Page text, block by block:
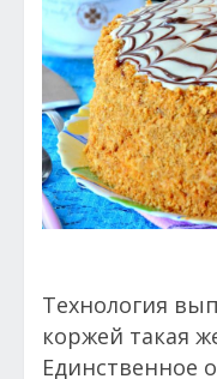
Технология
коржей такая
Единственное